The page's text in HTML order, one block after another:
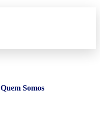
Quem Somos